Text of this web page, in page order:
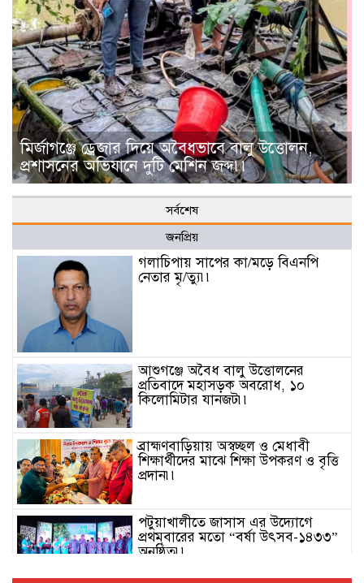
মির্জাগঞ্জে ড্রেজার দিয়ে অবৈধভাবে বালু উত্তোলন,
প্রশাসনের অভিযানে দুটি মেশিন জব্দ৷৷
সর্বশেষ
জনপ্রিয়
গলাচিপায় সাপের কা/মড়ে বিএনপি
নেতার মৃ/ত্যু৷৷
আশুগঞ্জে অবৈধ বালু উত্তোলনের
প্রতিবাদে মহাসড়ক অবরোধ, ১০
কিলোমিটার যানজট৷৷
ব্রাহ্মণবাড়িয়ায় অস্বচ্ছল ও মেধাবী
শিক্ষার্থীদের মাঝে শিক্ষা উপকরণ ও বৃত্তি
প্রদান৷৷
পটুয়াখালীতে জাসাস এর উদ্যোগে
প্রথমবারের মতো “বর্ষা উৎসব-১৪৩৩”
অনুষ্ঠিত৷৷